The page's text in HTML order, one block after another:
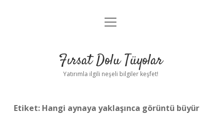
Gizlilik Politikası
Yasal Uyarı
menüyü
Fırsat Dolu Tüyolar
Yatırımla ilgili neşeli bilgiler keşfet!
Etiket: Hangi aynaya yaklaşınca görüntü büyür